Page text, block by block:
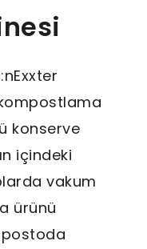
konserve
içindeki
vakum
ürünü